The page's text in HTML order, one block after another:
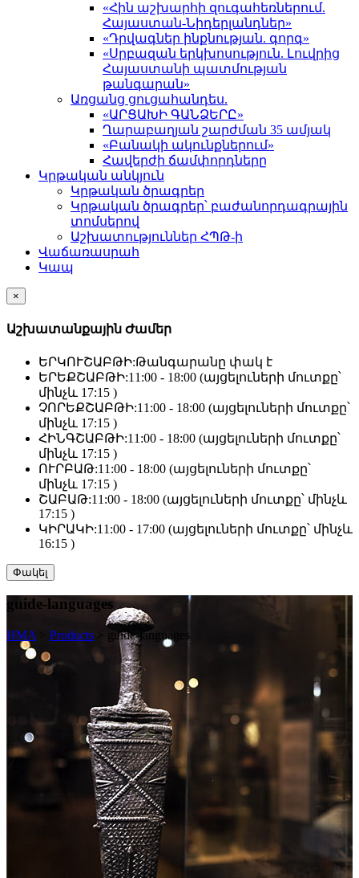
«Հին աշխարհի զուգահեռներում.
Հայաստան-Նիդերլանդներ»
«Դրվագներ ինքնության. գորգ»
«Սրբազան երկխոսություն. Լուվրից
Հայաստանի պատմության
թանգարան»
Առցանց ցուցահանդես.
«ԱՐՑԱԽԻ ԳԱՆՁԵՐԸ»
Ղարաբաղյան շարժման 35 ամյակ
«Բանակի ակունքներում»
Հավերժի ճամփորդները
Կրթական անկյուն
Կրթական ծրագրեր
Կրթական ծրագրեր՝ բաժանորդագրային
տոմսերով
Աշխատություններ ՀՊԹ-ի
Վաճառասրահ
Կապ
×
Աշխատանքային Ժամեր
ԵՐԿՈՒՇԱԲԹԻ:Թանգարանը փակ է
ԵՐԵՔՇԱԲԹԻ:11:00 - 18:00 (այցելուների մուտքը՝
մինչև 17:15 )
ՉՈՐԵՔՇԱԲԹԻ:11:00 - 18:00 (այցելուների մուտքը՝
մինչև 17:15 )
ՀԻՆԳՇԱԲԹԻ:11:00 - 18:00 (այցելուների մուտքը՝
մինչև 17:15 )
ՈՒՐԲԱԹ:11:00 - 18:00 (այցելուների մուտքը՝
մինչև 17:15 )
ՇԱԲԱԹ:11:00 - 18:00 (այցելուների մուտքը՝ մինչև
17:15 )
ԿԻՐԱԿԻ:11:00 - 17:00 (այցելուների մուտքը՝ մինչև
16:15 )
Փակել
guide-languages
HMA Products > guide-languages